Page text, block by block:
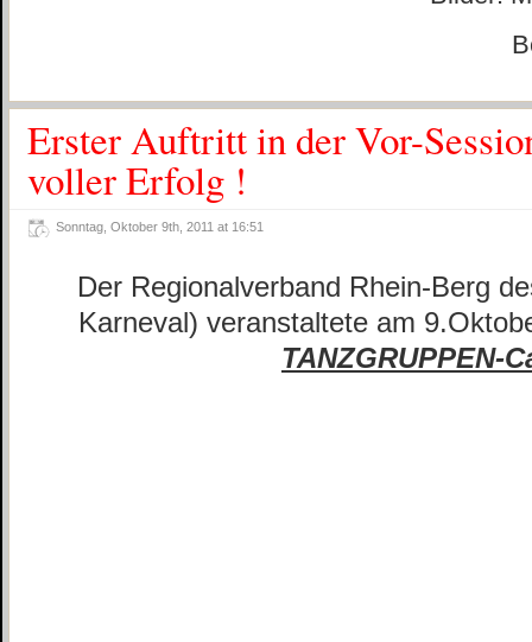
Erster Auftritt in der Vor-
voller Erfolg !
Sonntag, Oktober 9th, 2011 at 16:51
Der Regionalverband Rhein-Berg
Karneval) veranstaltete am
TANZGRUPPEN-